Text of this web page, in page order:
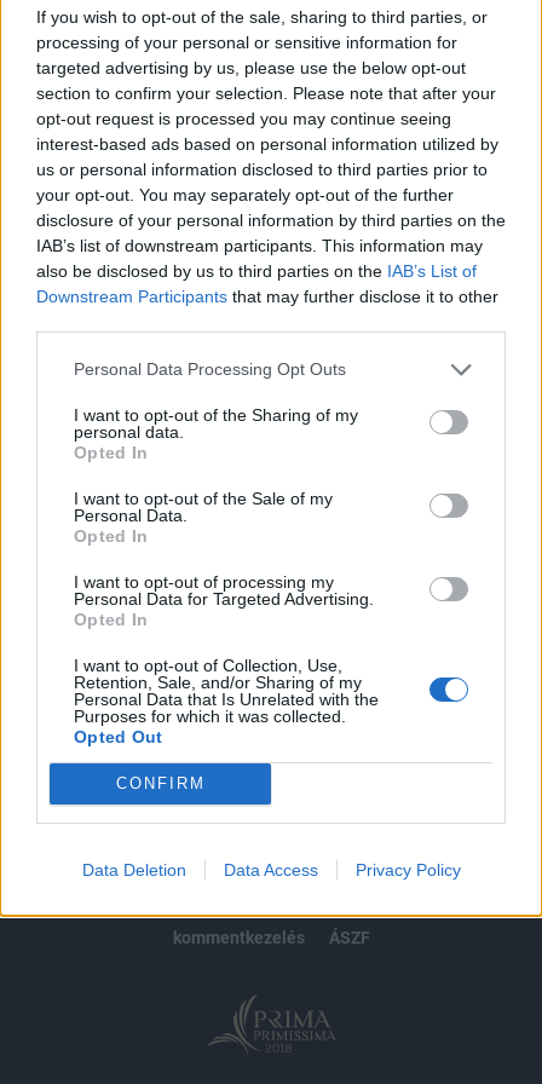
If you wish to opt-out of the sale, sharing to third parties, or
processing of your personal or sensitive information for
targeted advertising by us, please use the below opt-out
section to confirm your selection. Please note that after your
opt-out request is processed you may continue seeing
interest-based ads based on personal information utilized by
us or personal information disclosed to third parties prior to
your opt-out. You may separately opt-out of the further
disclosure of your personal information by third parties on the
IAB’s list of downstream participants. This information may
also be disclosed by us to third parties on the IAB’s List of
Downstream Participants that may further disclose it to other
Personal Data Processing Opt Outs
I want to opt-out of the Sharing of my
personal data.
Opted In
I want to opt-out of the Sale of my
Personal Data.
Opted In
I want to opt-out of processing my
Personal Data for Targeted Advertising.
Opted In
I want to opt-out of Collection, Use,
Retention, Sale, and/or Sharing of my
Personal Data that Is Unrelated with the
Purposes for which it was collected.
Opted Out
CONFIRM
Data Deletion Data Access Privacy Policy
sajtófőnök Donald Trump és Vlagyimir Putyin holnapi
telefonbeszélgetése kapcsán úgy fogalmazott: Soha nem
voltunk még közelebb a békéhez, mint ebben a pillanatban
Hozzátette: Az elnök eltökélt. A sajtótájékoztató nagy része
azonban az amerikai bevándorlási kérdésekre és más
belpolitikai ügyekre összpontosított...
KEDVES OLVASÓNK!
A keresett cikk a portfolio.hu hírarchívumához
Portfolio.hu teljes cikkarchívum
Kötéslisták: BÉT elmúlt 2 év napon belüli
MÁR ELŐFIZETŐNK VAGY?
© 2026 Portfolio
impresszum
jogi nyilatkozat
süti beállítások
kommentkezelés
ÁSZF